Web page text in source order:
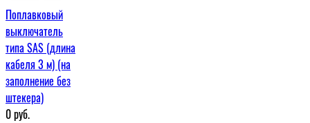
Поплавковый
выключатель
типа SAS (длина
кабеля 3 м) (на
заполнение без
штекера)
0руб.